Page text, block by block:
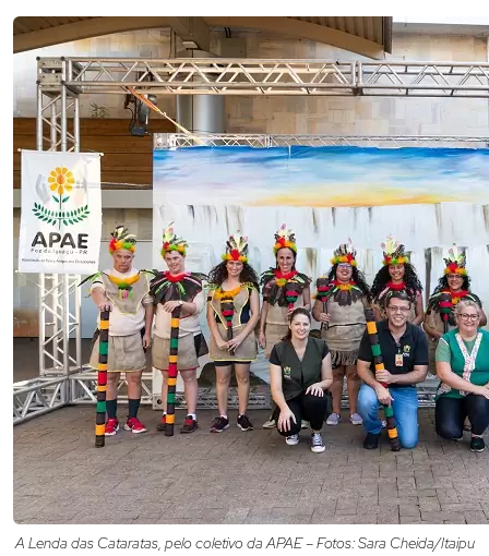
A Lenda das Cataratas, pelo coletivo da APAE – Fotos: Sara Cheida/Itaipu